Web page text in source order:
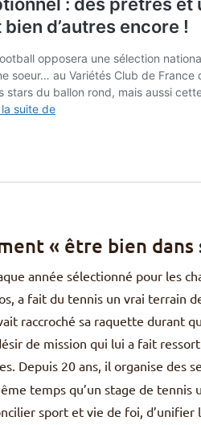
« être bien dans
année sélectionné pour les
a fait du tennis un vrai terrain
raccroché sa raquette durant
de mission qui lui a fait
Depuis 20 ans, il organise des
temps qu’un stage de
sport et vie de foi, d’unifier